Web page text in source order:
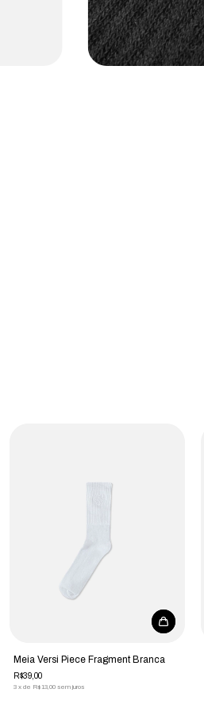
Meia Versi Piece Fragment Branca
R$39,00
3 x de R$13,00 sem juros